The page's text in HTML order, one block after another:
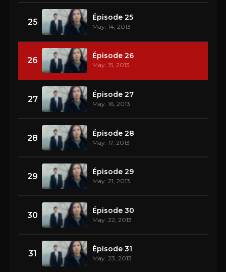
25 Épisode 25
May. 14, 2013
26 Épisode 26
May. 15, 2013
27 Épisode 27
May. 16, 2013
28 Épisode 28
May. 17, 2013
29 Épisode 29
May. 21, 2013
30 Épisode 30
May. 22, 2013
31 Épisode 31
May. 23, 2013